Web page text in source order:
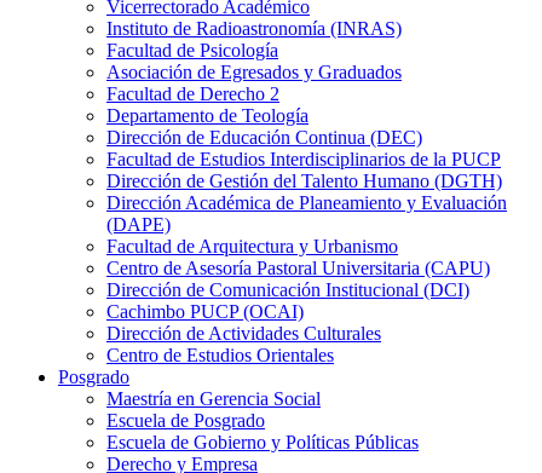
Vicerrectorado Académico
Instituto de Radioastronomía (INRAS)
Facultad de Psicología
Asociación de Egresados y Graduados
Facultad de Derecho 2
Departamento de Teología
Dirección de Educación Continua (DEC)
Facultad de Estudios Interdisciplinarios de la PUCP
Dirección de Gestión del Talento Humano (DGTH)
Dirección Académica de Planeamiento y Evaluación
(DAPE)
Facultad de Arquitectura y Urbanismo
Centro de Asesoría Pastoral Universitaria (CAPU)
Dirección de Comunicación Institucional (DCI)
Cachimbo PUCP (OCAI)
Dirección de Actividades Culturales
Centro de Estudios Orientales
Posgrado
Maestría en Gerencia Social
Escuela de Posgrado
Escuela de Gobierno y Políticas Públicas
Derecho y Empresa